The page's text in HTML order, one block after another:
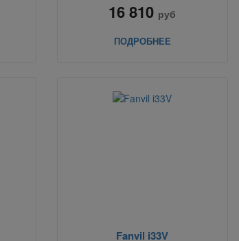
16 810 руб
ПОДРОБНЕЕ
Fanvil i33V